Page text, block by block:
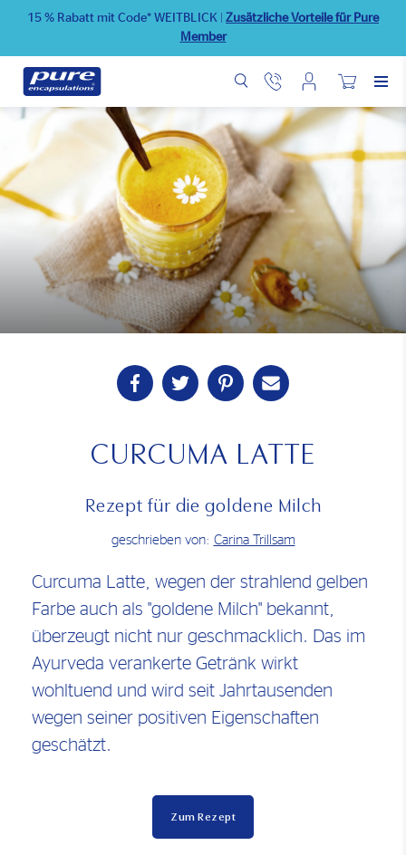
Direkt
Inhalt
15 % Rabatt mit Code* WEITBLICK
Zusätzliche Vorteile für Pure
Member
Wunschliste
CURCUMA LATTE
Rezept für die goldene Milch
geschrieben von: Carina Trillsam
Curcuma Latte, wegen der strahlend gelben
Farbe auch als "goldene Milch" bekannt,
überzeugt nicht nur geschmacklich. Das im
Ayurveda verankerte Getränk wirkt
wohltuend und wird seit Jahrtausenden
wegen seiner positiven Eigenschaften
geschätzt.
Zum Rezept